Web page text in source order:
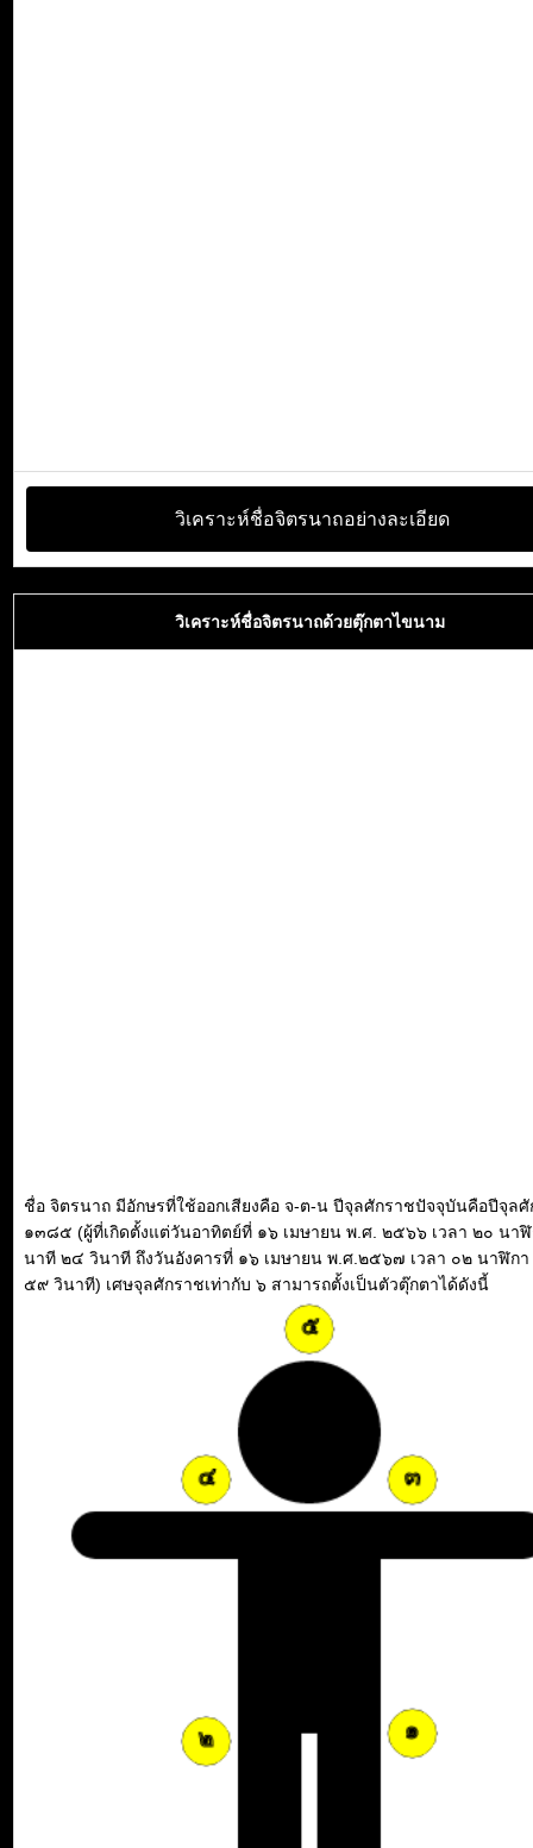
วิเคราะห์ชื่อจิตรนาถอย่างละเอียด
วิเคราะห์ชื่อจิตรนาถด้วยตุ๊กตาไขนาม
ชื่อ จิตรนาถ มีอักษรที่ใช้ออกเสียงคือ จ-ต-น ปีจุลศักราชปัจจุบันคือปีจุล
๑๓๘๕ (ผู้ที่เกิดตั้งแต่วันอาทิตย์ที่ ๑๖ เมษายน พ.ศ. ๒๕๖๖ เวลา ๒๐ นา
นาที ๒๔ วินาที ถึงวันอังคารที่ ๑๖ เมษายน พ.ศ.๒๕๖๗ เวลา ๐๒ นาฬิก
๕๙ วินาที) เศษจุลศักราชเท่ากับ ๖ สามารถตั้งเป็นตัวตุ๊กตาได้ดังนี้